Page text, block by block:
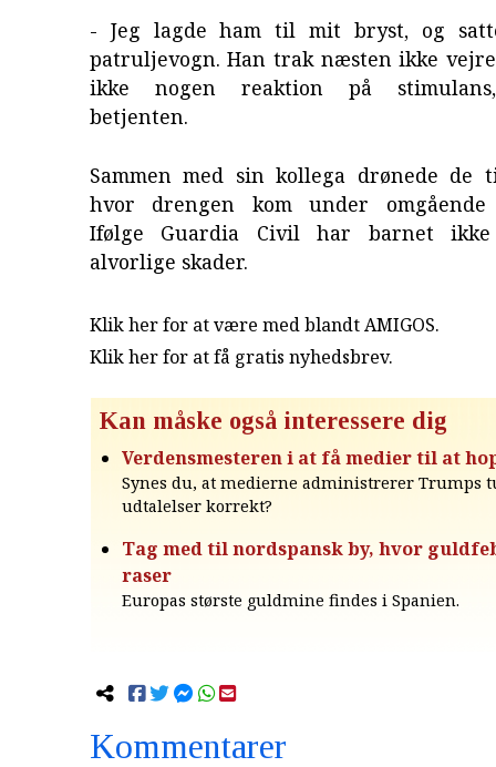
- Jeg lagde ham til mit bryst, og
patruljevogn. Han trak næsten ikke
ikke nogen reaktion på
betjenten.
Sammen med sin kollega drønede de
hvor drengen kom under omgående
Ifølge Guardia Civil har barnet
alvorlige skader.
Klik her for at være med blandt AMIGOS.
Klik her for at få gratis nyhedsbrev.
Kan måske også interessere dig
Verdensmesteren i at få medier til at
Synes du, at medierne administrerer Trumps
udtalelser korrekt?
Tag med til nordspansk by, hvor
raser
Europas største guldmine findes i Spanien.
Kommentarer